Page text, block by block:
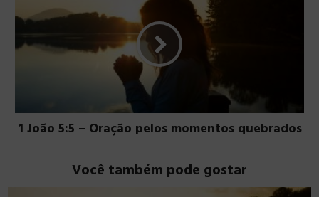
1 João 5:5 – Oração pelos momentos quebrados
Você também pode gostar